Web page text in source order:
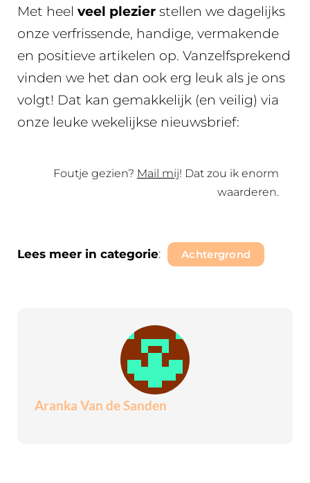
Met heel veel plezier stellen we dagelijks
onze verfrissende, handige, vermakende
en positieve artikelen op. Vanzelfsprekend
vinden we het dan ook erg leuk als je ons
volgt! Dat kan gemakkelijk (en veilig) via
onze leuke wekelijkse nieuwsbrief:
Foutje gezien? Mail mij! Dat zou ik enorm
waarderen.
Lees meer in categorie: Achtergrond
Aranka Van de Sanden